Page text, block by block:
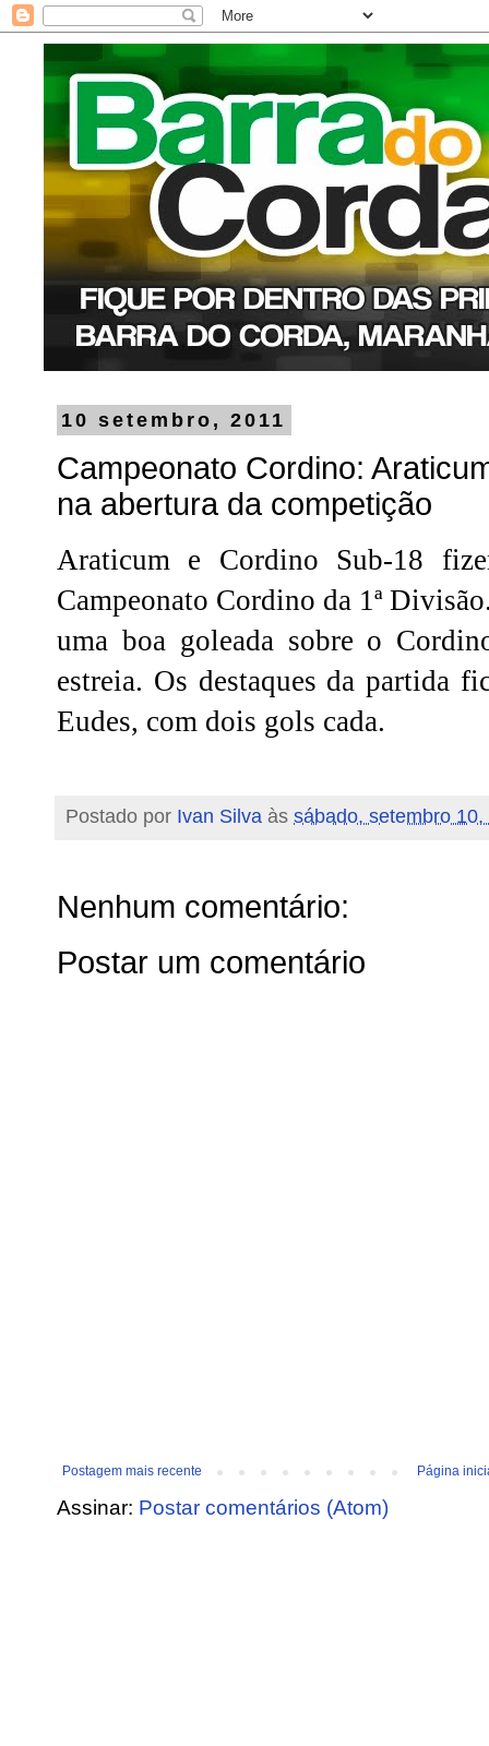
10 setembro, 2011
Campeonato Cordino:
na abertura da competição
Araticum e Cordino Sub-18
Campeonato Cordino da 1ª
uma boa goleada sobre o
estreia. Os destaques da partida
Eudes, com dois gols cada.
Postado por Ivan Silva às sábado, setembro 10,
Nenhum comentário:
Postar um comentário
Postagem mais recente Página
Assinar: Postar comentários (Atom)